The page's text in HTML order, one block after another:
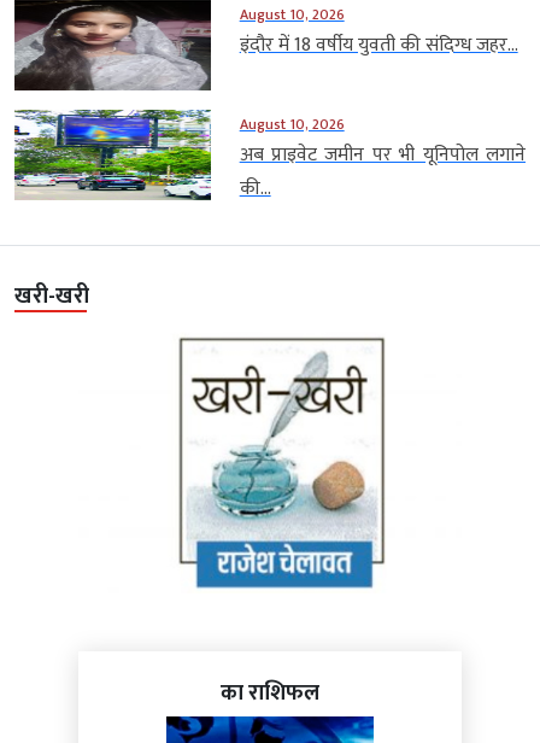
August 10, 2026
इंदौर में 18 वर्षीय युवती की संदिग्ध जहर...
August 10, 2026
अब प्राइवेट जमीन पर भी यूनिपोल लगाने
की...
खरी-खरी
का राशिफल